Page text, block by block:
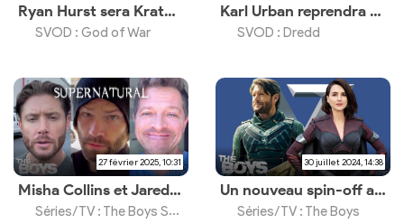
Ryan Hurst sera Kratos dans la série Prime Video
SVOD : God of War
Karl Urban reprendra son rôle dans une série sur Prime Video
SVOD : Dredd
27 février 2025, 10:31
Misha Collins et Jared Padalecki de Supernatural rejoignent le casting
Séries/TV : The Boys Saison 5
30 juillet 2024, 14:38
Un nouveau spin-off a été annoncé au Comic-Con
Séries/TV : The Boys